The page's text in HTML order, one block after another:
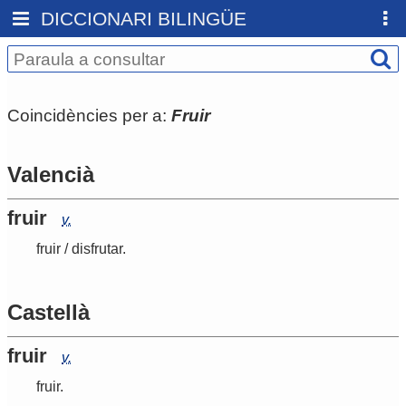
DICCIONARI BILINGÜE
Coincidències per a: Fruir
Valencià
fruir
v.
fruir /disfrutar.
Castellà
fruir
v.
fruir.